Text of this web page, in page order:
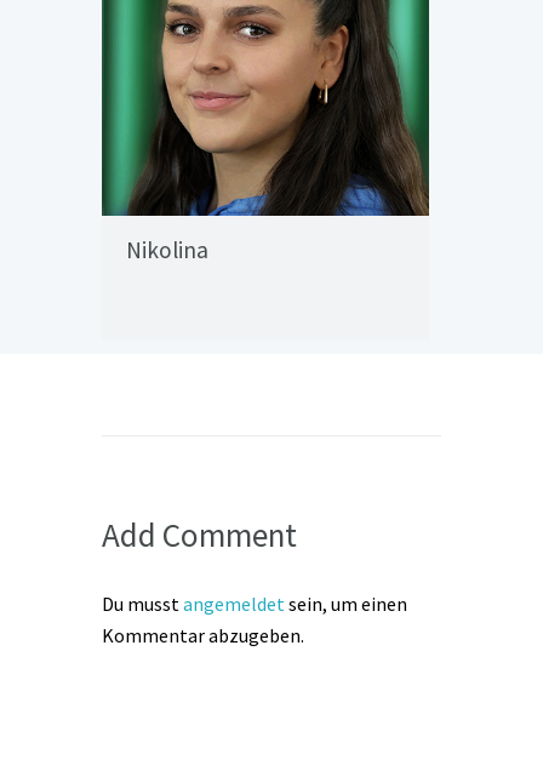
Nikolina
Add Comment
Du musst angemeldet sein, um einen
Kommentar abzugeben.